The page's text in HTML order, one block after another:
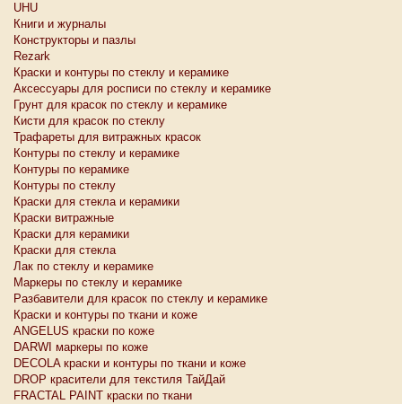
UHU
Книги и журналы
Конструкторы и пазлы
Rezark
Краски и контуры по стеклу и керамике
Аксессуары для росписи по стеклу и керамике
Грунт для красок по стеклу и керамике
Кисти для красок по стеклу
Трафареты для витражных красок
Контуры по стеклу и керамике
Контуры по керамике
Контуры по стеклу
Краски для стекла и керамики
Краски витражные
Краски для керамики
Краски для стекла
Лак по стеклу и керамике
Маркеры по стеклу и керамике
Разбавители для красок по стеклу и керамике
Краски и контуры по ткани и коже
ANGELUS краски по коже
DARWI маркеры по коже
DECOLA краски и контуры по ткани и коже
DROP красители для текстиля ТайДай
FRACTAL PAINT краски по ткани